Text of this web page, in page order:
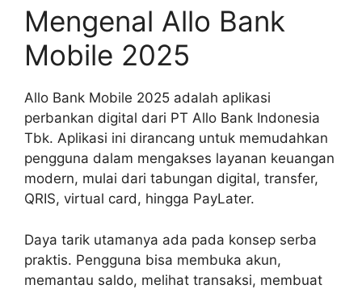
Mengenal Allo Bank
Mobile 2025
Allo Bank Mobile 2025 adalah aplikasi
perbankan digital dari PT Allo Bank Indonesia
Tbk. Aplikasi ini dirancang untuk memudahkan
pengguna dalam mengakses layanan keuangan
modern, mulai dari tabungan digital, transfer,
QRIS, virtual card, hingga PayLater.
Daya tarik utamanya ada pada konsep serba
praktis. Pengguna bisa membuka akun,
memantau saldo, melihat transaksi, membuat